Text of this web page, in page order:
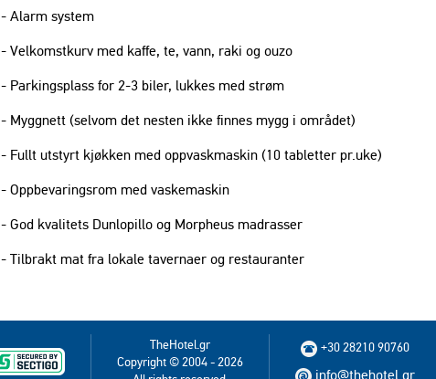
- Alarm system
​- Velkomstkurv med kaffe, te, vann, raki og ouzo
- Parkingsplass for 2-3 biler, lukkes med strøm
- ​Myggnett (selvom det nesten ikke finnes mygg i området)
- Fullt utstyrt kjøkken med oppvaskmaskin (10 tabletter pr.uke)
- Oppbevaringsrom med vaskemaskin
- ​​​God kvalitets Dunlopillo og Morpheus madrasser
- Tilbrakt mat fra lokale tavernaer og restauranter
TheHotel.gr
Copyright © 2004 - 2026
+30 28210 90760
info@thehotel.gr